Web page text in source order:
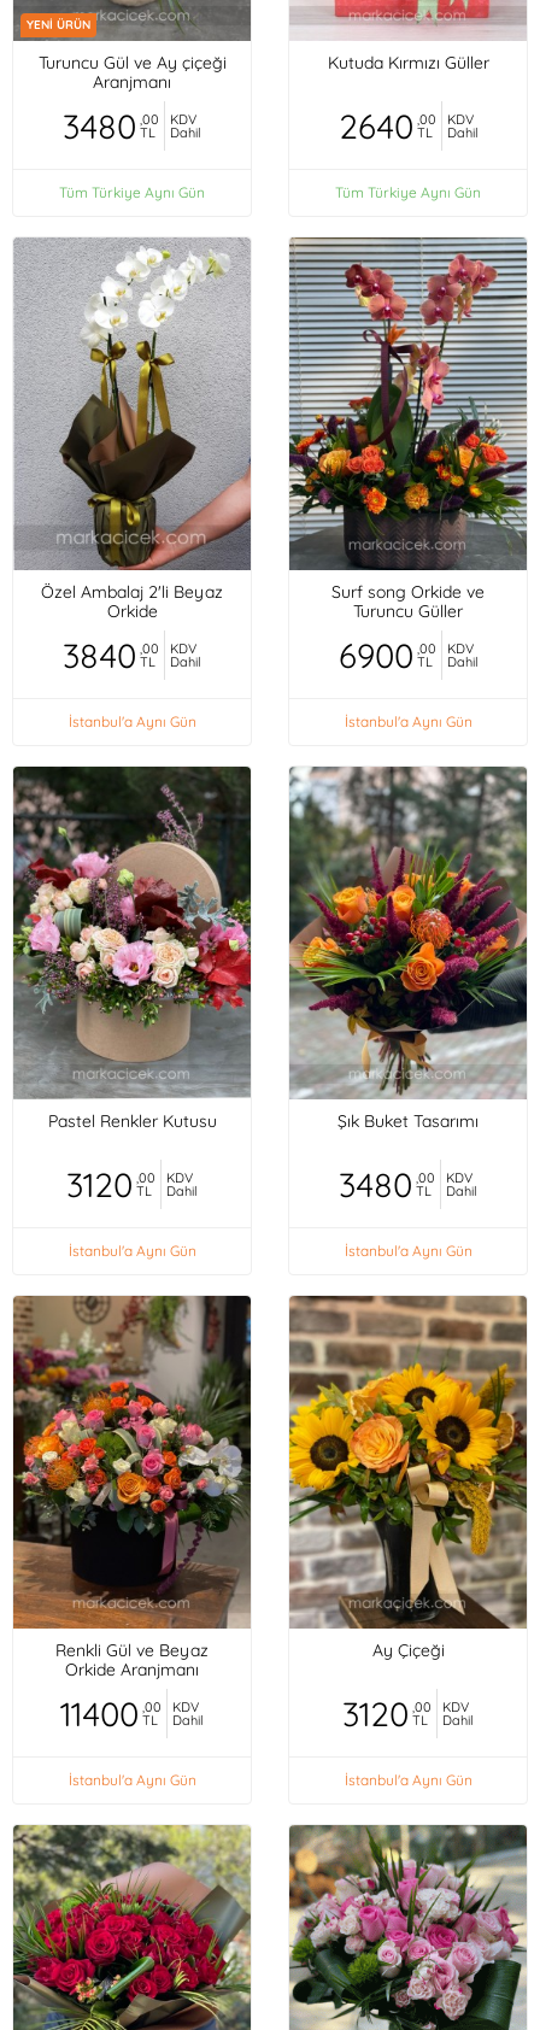
YENİ ÜRÜN
Turuncu Gül ve Ay çiçeği
Aranjmanı
3480 ,00
TL
KDV
Dahil
Tüm Türkiye Aynı Gün
Kutuda Kırmızı Güller
2640 ,00
TL
KDV
Dahil
Tüm Türkiye Aynı Gün
Özel Ambalaj 2'li Beyaz
Orkide
3840 ,00
TL
KDV
Dahil
İstanbul'a Aynı Gün
Surf song Orkide ve
Turuncu Güller
6900 ,00
TL
KDV
Dahil
İstanbul'a Aynı Gün
Pastel Renkler Kutusu
3120 ,00
TL
KDV
Dahil
İstanbul'a Aynı Gün
Şık Buket Tasarımı
3480 ,00
TL
KDV
Dahil
İstanbul'a Aynı Gün
Renkli Gül ve Beyaz
Orkide Aranjmanı
11400 ,00
TL
KDV
Dahil
İstanbul'a Aynı Gün
Ay Çiçeği
3120 ,00
TL
KDV
Dahil
İstanbul'a Aynı Gün